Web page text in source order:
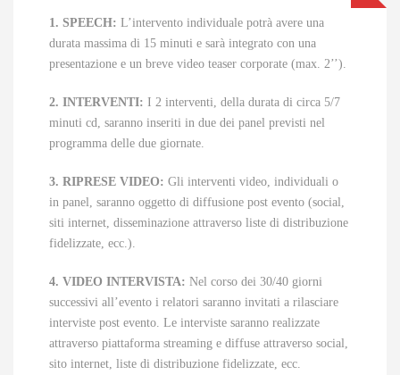
1. SPEECH: L’intervento individuale potrà avere una
durata massima di 15 minuti e sarà integrato con una
presentazione e un breve video teaser corporate (max. 2’’).
2. INTERVENTI: I 2 interventi, della durata di circa 5/7
minuti cd, saranno inseriti in due dei panel previsti nel
programma delle due giornate.
3. RIPRESE VIDEO: Gli interventi video, individuali o
in panel, saranno oggetto di diffusione post evento (social,
siti internet, disseminazione attraverso liste di distribuzione
fidelizzate, ecc.).
4. VIDEO INTERVISTA: Nel corso dei 30/40 giorni
successivi all’evento i relatori saranno invitati a rilasciare
interviste post evento. Le interviste saranno realizzate
attraverso piattaforma streaming e diffuse attraverso social,
sito internet, liste di distribuzione fidelizzate, ecc.